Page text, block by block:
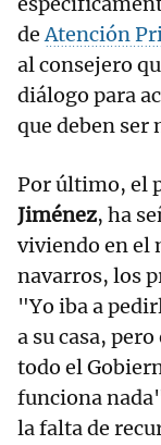
deAtención
al consejero
diálogo para
que deben ser
Por último, el
Jiménez, ha
viviendo en el
navarros, los
"Yo iba a
a su casa,
todo el
funciona
la falta de